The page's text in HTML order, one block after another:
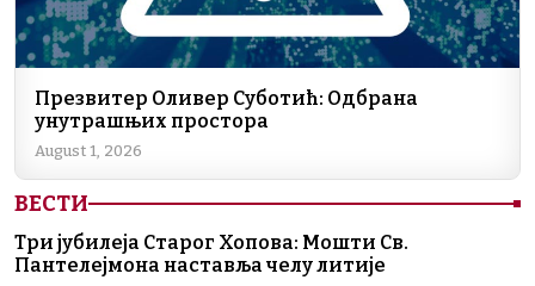
Презвитер Оливер Суботић: Одбрана
унутрашњих простора
August 1, 2026
ВЕСТИ
Три јубилеја Старог Хопова: Мошти Св.
Пантелејмона наставља челу литије